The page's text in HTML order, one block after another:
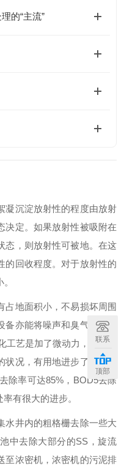
的“主流”
凝沉淀放射性的程度由放射
决定。如果放射性被吸附在
态，则放射性可被地。在这
的回收程度。对于放射性的
占地面积小，不易损坏周围
亦能将噪声和臭气对居民
艺是加了微动力，改变了
况，有用地进步了污染物
除率可达85%，BOD5去除
有很大的进步。
水井内的粗格栅去除一些大
中去除大部分的SS，旋流
至浓密机，浓密机的污泥排
联系
顶部